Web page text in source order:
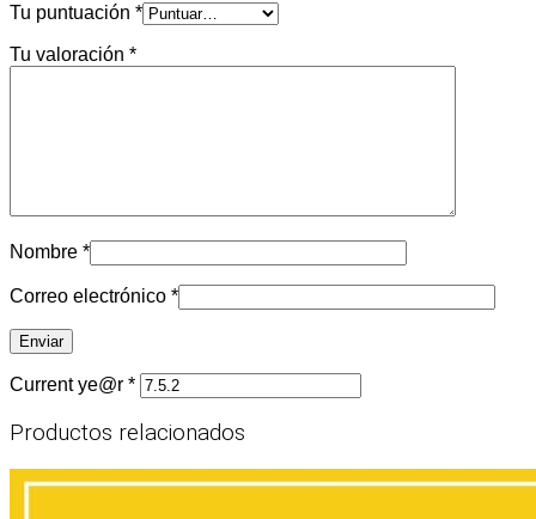
Tu puntuación *
Tu valoración *
Nombre *
Correo electrónico *
Current ye@r *
Productos relacionados